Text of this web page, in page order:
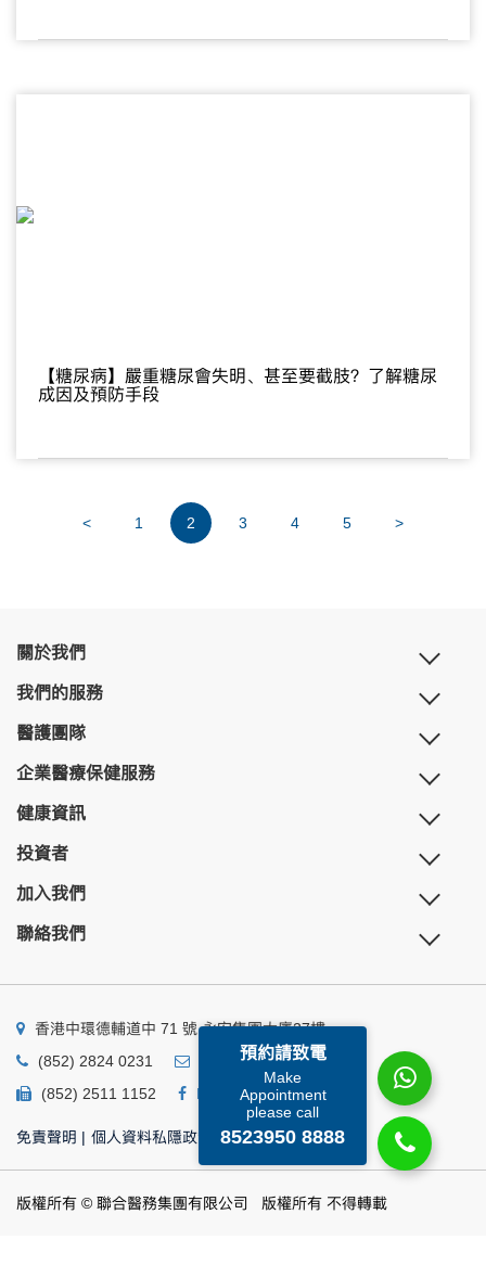
預約請致電
Make
Appointment
please call
8523950 8888
【糖尿病】嚴重糖尿會失明、甚至要截肢？了解糖尿
成因及預防手段
< 1 2 3 4 5 >
關於我們
我們的服務
醫護團隊
企業醫療保健服務
健康資訊
投資者
加入我們
聯絡我們
香港中環德輔道中 71 號 永安集團大廈27樓
(852) 2824 0231
business@ump.com.hk
(852) 2511 1152
Facebook Linkedin
免責聲明 | 個人資料私隱政策 | 個人資料收集聲明
版權所有 © 聯合醫務集團有限公司 版權所有 不得轉載